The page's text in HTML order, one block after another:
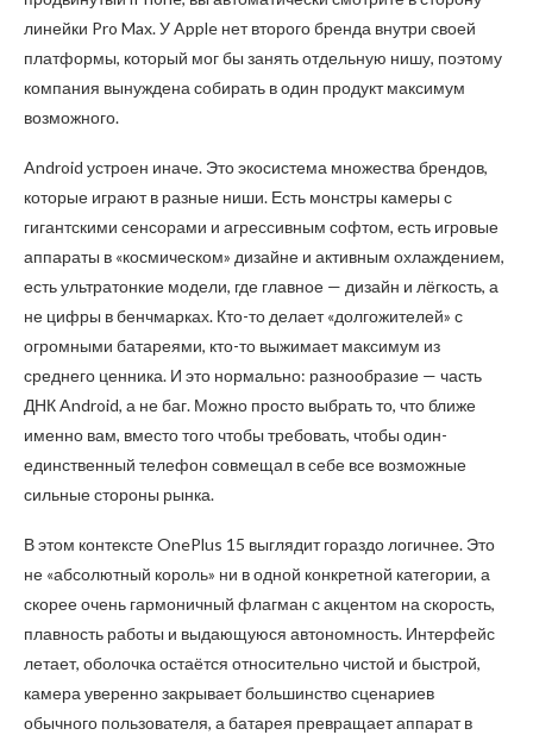
линейки Pro Max. У Apple нет второго бренда внутри своей
платформы, который мог бы занять отдельную нишу, поэтому
компания вынуждена собирать в один продукт максимум
возможного.
Android устроен иначе. Это экосистема множества брендов,
которые играют в разные ниши. Есть монстры камеры с
гигантскими сенсорами и агрессивным софтом, есть игровые
аппараты в «космическом» дизайне и активным охлаждением,
есть ультратонкие модели, где главное — дизайн и лёгкость, а
не цифры в бенчмарках. Кто-то делает «долгожителей» с
огромными батареями, кто-то выжимает максимум из
среднего ценника. И это нормально: разнообразие — часть
ДНК Android, а не баг. Можно просто выбрать то, что ближе
именно вам, вместо того чтобы требовать, чтобы один-
единственный телефон совмещал в себе все возможные
сильные стороны рынка.
В этом контексте OnePlus 15 выглядит гораздо логичнее. Это
не «абсолютный король» ни в одной конкретной категории, а
скорее очень гармоничный флагман с акцентом на скорость,
плавность работы и выдающуюся автономность. Интерфейс
летает, оболочка остаётся относительно чистой и быстрой,
камера уверенно закрывает большинство сценариев
обычного пользователя, а батарея превращает аппарат в